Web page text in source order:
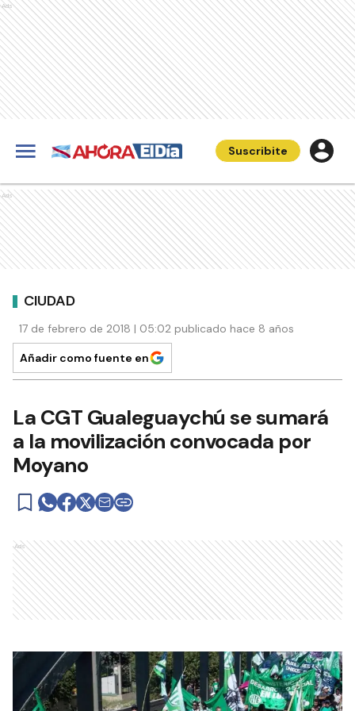
Ads
Suscribite
Ads
CIUDAD
17 de febrero de 2018 | 05:02 publicado hace 8 años
Añadir como fuente en
La CGT Gualeguaychú se sumará
a la movilización convocada por
Moyano
Ads